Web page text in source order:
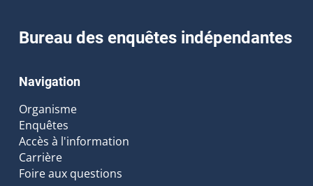
Bureau des enquêtes indépendantes
Navigation
Organisme
Enquêtes
Accès à l'information
Carrière
Foire aux questions